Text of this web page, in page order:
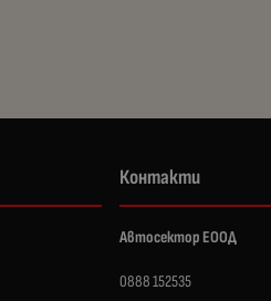
Контакти
Автосектор ЕООД
0888 152535